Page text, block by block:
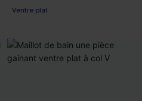
Ventre plat